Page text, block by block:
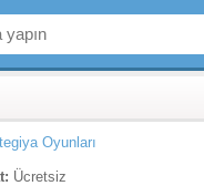
Oyunları
Ücretsiz